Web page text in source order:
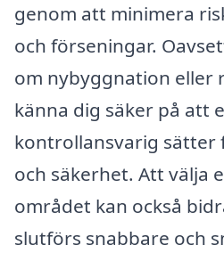
genom att minimera
och förseningar.
om nybyggnation eller
känna dig säker på att
kontrollansvarig sätter
och säkerhet. Att välja
området kan också
slutförs snabbare och